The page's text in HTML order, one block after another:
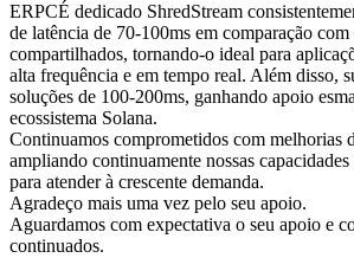
ERPCÉ dedicado ShredStream
de latência de 70-100ms em comparação
compartilhados, tornando-o ideal para
alta frequência e em tempo real. Além disso,
soluções de 100-200ms, ganhando apoio
ecossistema Solana.
Continuamos comprometidos com melhorias
ampliando continuamente nossas
para atender à crescente demanda.
Agradeço mais uma vez pelo seu apoio.
Aguardamos com expectativa o seu apoio e
continuados.